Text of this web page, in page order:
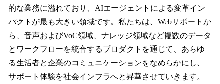
的な業務に溢れており、AIエージェントによる変革イン
パクトが最も大きい領域です。私たちは、Webサポートか
ら、音声およびVoC領域、ナレッジ領域など複数のデータ
とワークフローを統合するプロダクトを通じて、あらゆ
る生活者と企業のコミュニケーションをなめらかにし、
サポート体験を社会インフラへと昇華させていきます。